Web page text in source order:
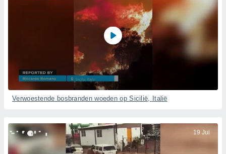
Verwoestende bosbranden woeden op Sicilië, Italië
19 Jul